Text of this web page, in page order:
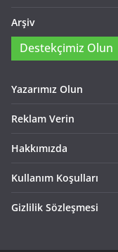
Arşiv
Destekçimiz Olun
Yazarımız Olun
Reklam Verin
Hakkımızda
Kullanım Koşulları
Gizlilik Sözleşmesi